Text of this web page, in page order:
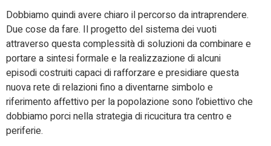
Dobbiamo quindi avere chiaro il percorso da intraprendere.
Due cose da fare. Il progetto del sistema dei vuoti
attraverso questa complessità di soluzioni da combinare e
portare a sintesi formale e la realizzazione di alcuni
episodi costruiti capaci di rafforzare e presidiare questa
nuova rete di relazioni fino a diventarne simbolo e
riferimento affettivo per la popolazione sono l’obiettivo che
dobbiamo porci nella strategia di ricucitura tra centro e
periferie.